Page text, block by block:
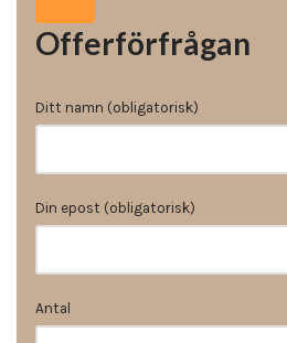
Offerförfrågan
Ditt namn (obligatorisk)
Din epost (obligatorisk)
Antal